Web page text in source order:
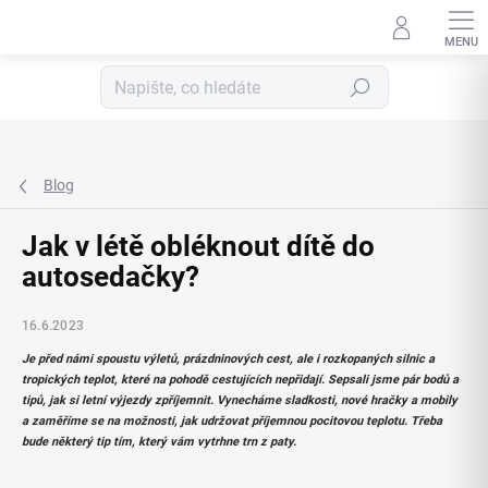
📢 S KÓDEMLETO20MÁŠ SLEVU
Hledat
Blog
Jak v létě obléknout dítě do
autosedačky?
16.6.2023
Je před námi spoustu výletů, prázdninových cest, ale i rozkopaných silnic a
tropických teplot, které na pohodě cestujících nepřidají. Sepsali jsme pár bodů a
tipů, jak si letní výjezdy zpříjemnit. Vynecháme sladkosti, nové hračky a mobily
a zaměříme se na možnosti, jak udržovat příjemnou pocitovou teplotu. Třeba
bude některý tip tím, který vám vytrhne trn z paty.